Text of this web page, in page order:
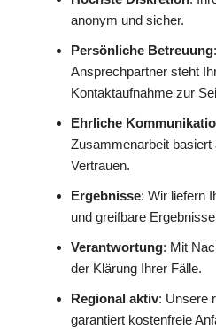
anonym und sicher.
Persönliche Betreuung
Ansprechpartner steht
Kontaktaufnahme zur
Ehrliche
Zusammenarbeit basiert
Vertrauen.
Ergebnisse: Wir liefern
und greifbare
Verantwortung: Mit
der Klärung Ihrer Fälle.
Regional aktiv: Unsere
garantiert kostenfreie